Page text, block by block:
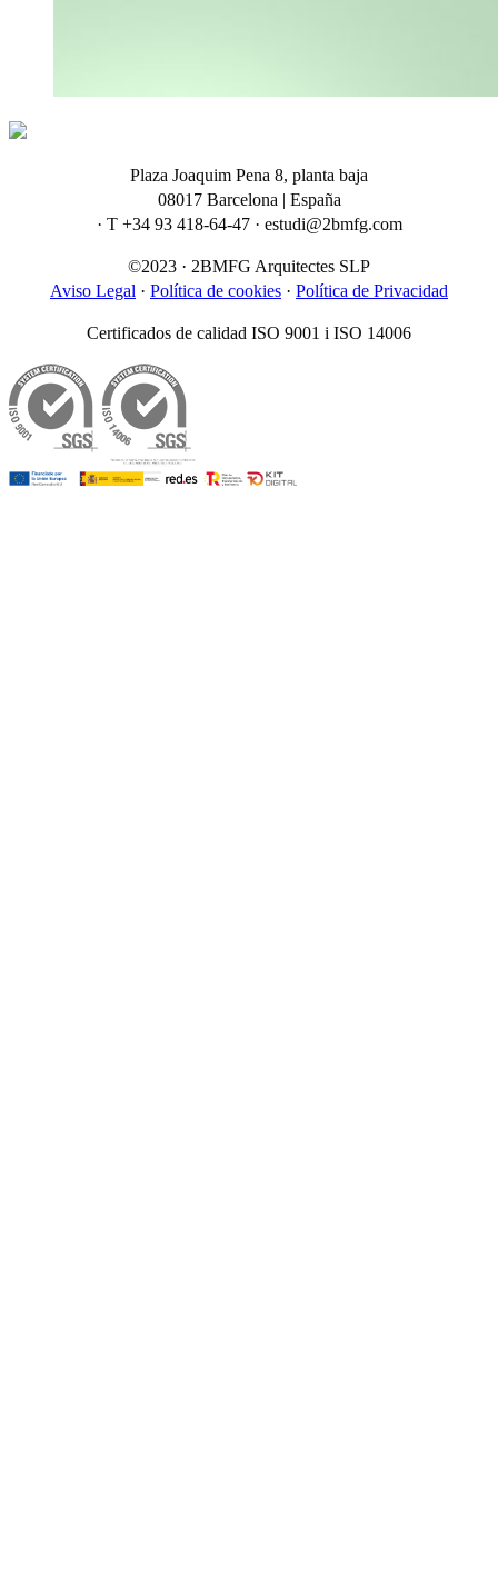
Plaza Joaquim Pena 8, planta baja
08017 Barcelona | España
· T +34 93 418-64-47 · estudi@2bmfg.com
©2023 · 2BMFG Arquitectes SLP
Aviso Legal · Política de cookies · Política de Privacidad
Certificados de calidad ISO 9001 i ISO 14006